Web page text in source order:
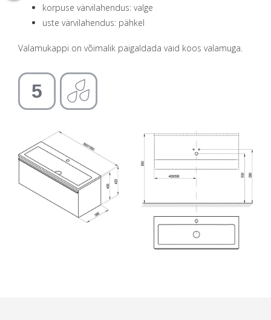
korpuse värvilahendus: valge
uste värvilahendus: pähkel
Valamukappi on võimalik paigaldada vaid koos valamuga.